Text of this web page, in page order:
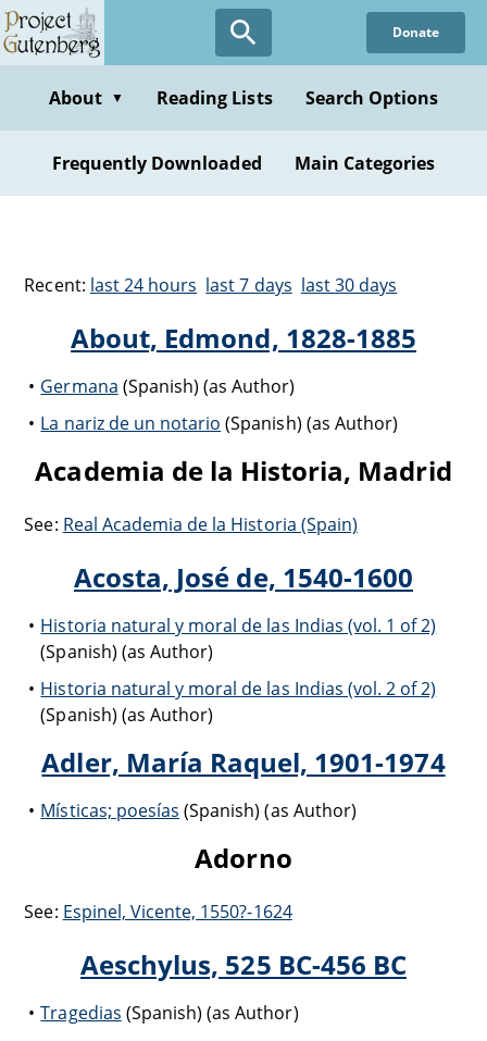
Donate
About ▼ Reading Lists Search Options
Frequently Downloaded Main Categories
Recent: last 24 hours last 7 days last 30 days
About, Edmond, 1828-1885
Germana (Spanish) (as Author)
La nariz de un notario (Spanish) (as Author)
Academia de la Historia, Madrid
See: Real Academia de la Historia (Spain)
Acosta, José de, 1540-1600
Historia natural y moral de las Indias (vol. 1 of 2)
(Spanish) (as Author)
Historia natural y moral de las Indias (vol. 2 of 2)
(Spanish) (as Author)
Adler, María Raquel, 1901-1974
Místicas; poesías (Spanish) (as Author)
Adorno
See: Espinel, Vicente, 1550?-1624
Aeschylus, 525 BC-456 BC
Tragedias (Spanish) (as Author)